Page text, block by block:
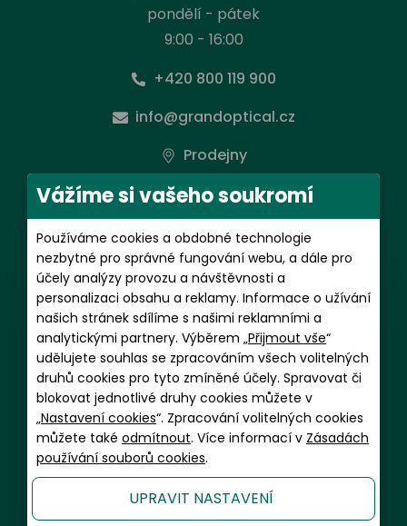
pondělí - pátek
9:00 - 16:00
+420 800 119 900
info@grandoptical.cz
Prodejny
Předplatné kontaktních čoček
pondělí - pátek
9:00 - 16:00
+420 602 481 059
magdalena.putnova@grandoptical.cz
Informace a zákaznický servis
Doprava a balení
Platební metody
Garance spokojenosti a servis
Vážíme si vašeho soukromí
Používáme cookies a obdobné technologie
nezbytné pro správné fungování webu, a dále pro
účely analýzy provozu a návštěvnosti a
personalizaci obsahu a reklamy. Informace o užívání
našich stránek sdílíme s našimi reklamními a
analytickými partnery. Výběrem „Přijmout vše“
udělujete souhlas se zpracováním všech volitelných
druhů cookies pro tyto zmíněné účely. Spravovat či
blokovat jednotlivé druhy cookies můžete v
„Nastavení cookies“. Zpracování volitelných cookies
můžete také odmítnout. Více informací v Zásadách
používání souborů cookies.
UPRAVIT NASTAVENÍ